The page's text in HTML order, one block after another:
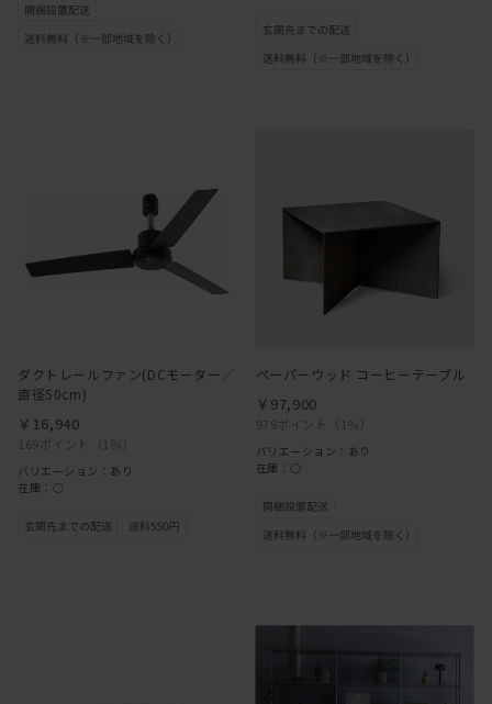
ダクトレールファン(DCモーター／
直径50cm)
169ポイント （1％）
￥16,940
バリエーション：あり
在庫：○
ペーパーウッド コーヒーテーブル
979ポイント （1％）
￥97,900
バリエーション：あり
在庫：○